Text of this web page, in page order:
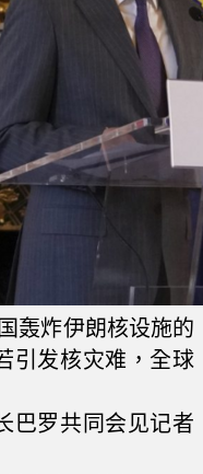
轰炸伊朗核设施的
引发核灾难，全球
巴罗共同会见记者